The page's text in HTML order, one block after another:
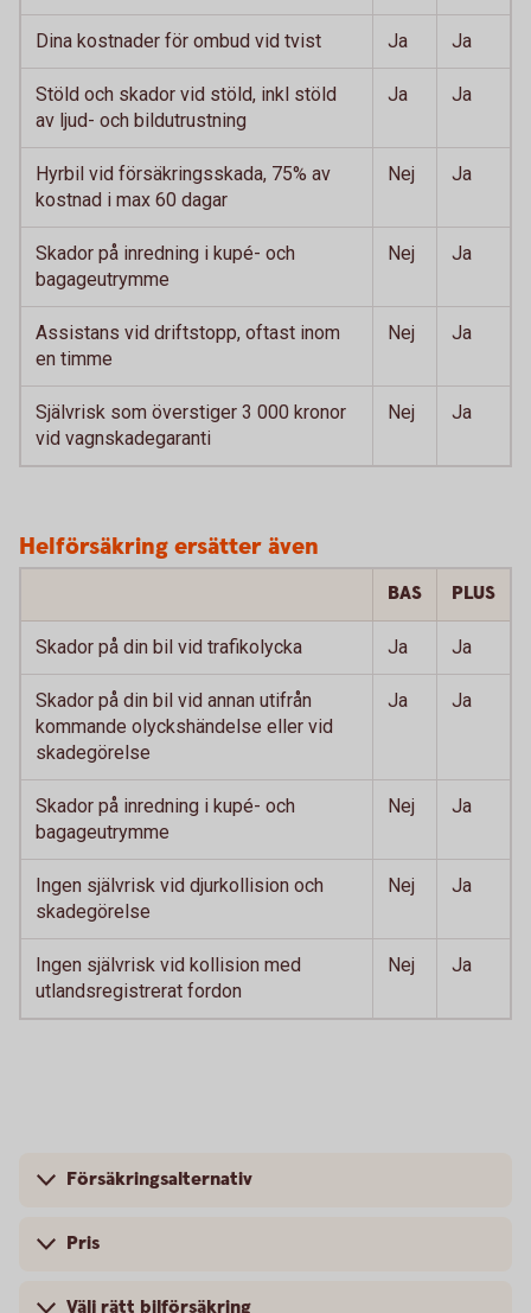
Dina kostnader för ombud vid tvist Ja Ja
Stöld och skador vid stöld, inkl stöld
av ljud- och bildutrustning
Ja Ja
Hyrbil vid försäkringsskada, 75% av
kostnad i max 60 dagar
Nej Ja
Skador på inredning i kupé- och
bagageutrymme
Nej Ja
Assistans vid driftstopp, oftast inom
en timme
Nej Ja
Självrisk som överstiger 3 000 kronor
vid vagnskadegaranti
Nej Ja
Helförsäkring ersätter även
BAS PLUS
Skador på din bil vid trafikolycka Ja Ja
Skador på din bil vid annan utifrån
kommande olyckshändelse eller vid
skadegörelse
Ja Ja
Skador på inredning i kupé- och
bagageutrymme
Nej Ja
Ingen självrisk vid djurkollision och
skadegörelse
Nej Ja
Ingen självrisk vid kollision med
utlandsregistrerat fordon
Nej Ja
Försäkringsalternativ
Pris
Välj rätt bilförsäkring